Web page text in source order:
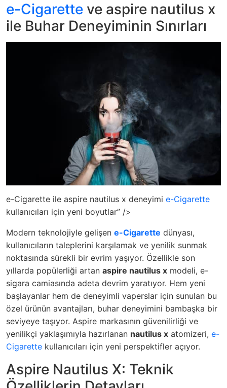
e-Cigarette ve aspire nautilus x
ile Buhar Deneyiminin Sınırları
e-Cigarette ile aspire nautilus x deneyimi e-Cigarette
kullanıcıları için yeni boyutlar” />
Modern teknolojiyle gelişen e-Cigarette dünyası,
kullanıcıların taleplerini karşılamak ve yenilik sunmak
noktasında sürekli bir evrim yaşıyor. Özellikle son
yıllarda popülerliği artan aspire nautilus x modeli, e-
sigara camiasında adeta devrim yaratıyor. Hem yeni
başlayanlar hem de deneyimli vaperslar için sunulan bu
özel ürünün avantajları, buhar deneyimini bambaşka bir
seviyeye taşıyor. Aspire markasının güvenilirliği ve
yenilikçi yaklaşımıyla hazırlanan nautilus x atomizeri, e-
Cigarette kullanıcıları için yeni perspektifler açıyor.
Aspire Nautilus X: Teknik